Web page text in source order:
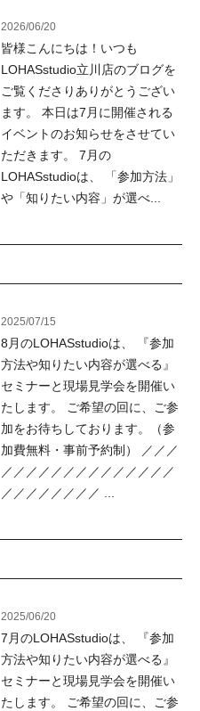
2026/06/20
皆様こんにちは！いつも
LOHASstudio立川店のブログを
ご覧くださりありがとうござい
ます。 本日は7月に開催される
イベントのお知らせをさせてい
ただきます。 7月の
LOHASstudioは、 「参加方法」
や「知りたい内容」が選べ...
2025/07/15
8月のLOHASstudioは、 『参加
方法や知りたい内容が選べる』
セミナーと現場見学会を開催い
たします。 ご希望の回に、ご参
加をお待ちしております。（参
加費無料・事前予約制） ／／／
／／／／／／／／／／／／／／
／／／／／／／／ ...
2025/06/20
7月のLOHASstudioは、 『参加
方法や知りたい内容が選べる』
セミナーと現場見学会を開催い
たします。 ご希望の回に、ご参